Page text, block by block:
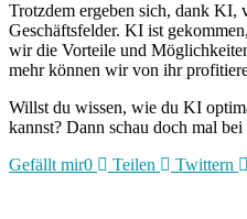
Trotzdem ergeben sich, dank KI,
Geschäftsfelder. KI ist
wir die Vorteile und
mehr können wir von ihr
Willst du wissen, wie du KI
kannst? Dann schau doch mal bei
Gefällt mir0 Teilen Twittern